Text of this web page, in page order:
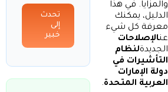
والمزايا. في هذا
الدليل، يمكنك
معرفة كل شيء
عنالإصلاحات
الجديدةلنظام
التأشيرات في
دولة الإمارات
العربية المتحدة.
تحدث
إلى
خبير